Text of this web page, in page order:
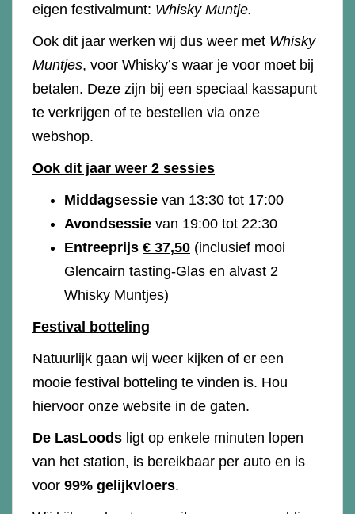
eigen festivalmunt: Whisky Muntje.
Ook dit jaar werken wij dus weer met Whisky
Muntjes, voor Whisky’s waar je voor moet bij
betalen. Deze zijn bij een speciaal kassapunt
te verkrijgen of te bestellen via onze
webshop.
Ook dit jaar weer 2 sessies
Middagsessie van 13:30 tot 17:00
Avondsessie van 19:00 tot 22:30
Entreeprijs € 37,50 (inclusief mooi
Glencairn tasting-Glas en alvast 2
Whisky Muntjes)
Festival botteling
Natuurlijk gaan wij weer kijken of er een
mooie festival botteling te vinden is. Hou
hiervoor onze website in de gaten.
De LasLoods ligt op enkele minuten lopen
van het station, is bereikbaar per auto en is
voor 99% gelijkvloers.